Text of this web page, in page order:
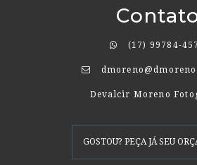
(17) 99784-
Devalcir Moreno
GOSTOU? PEÇA JÁ SEU